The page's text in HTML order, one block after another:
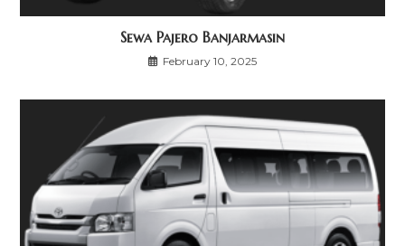
Sewa Pajero Banjarmasin
February 10, 2025